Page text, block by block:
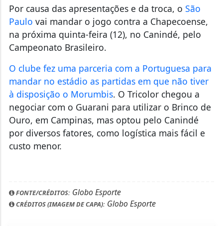
Por causa das apresentações e da troca, o São
Paulo vai mandar o jogo contra a Chapecoense,
na próxima quinta-feira (12), no Canindé, pelo
Campeonato Brasileiro.
O clube fez uma parceria com a Portuguesa para
mandar no estádio as partidas em que não tiver
à disposição o Morumbis. O Tricolor chegou a
negociar com o Guarani para utilizar o Brinco de
Ouro, em Campinas, mas optou pelo Canindé
por diversos fatores, como logística mais fácil e
custo menor.
FONTE/CRÉDITOS:Globo Esporte
CRÉDITOS (IMAGEM DE CAPA):Globo Esporte